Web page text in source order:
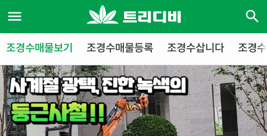
조경수매물보기 조경수매물등록 조경수삽니다 조경